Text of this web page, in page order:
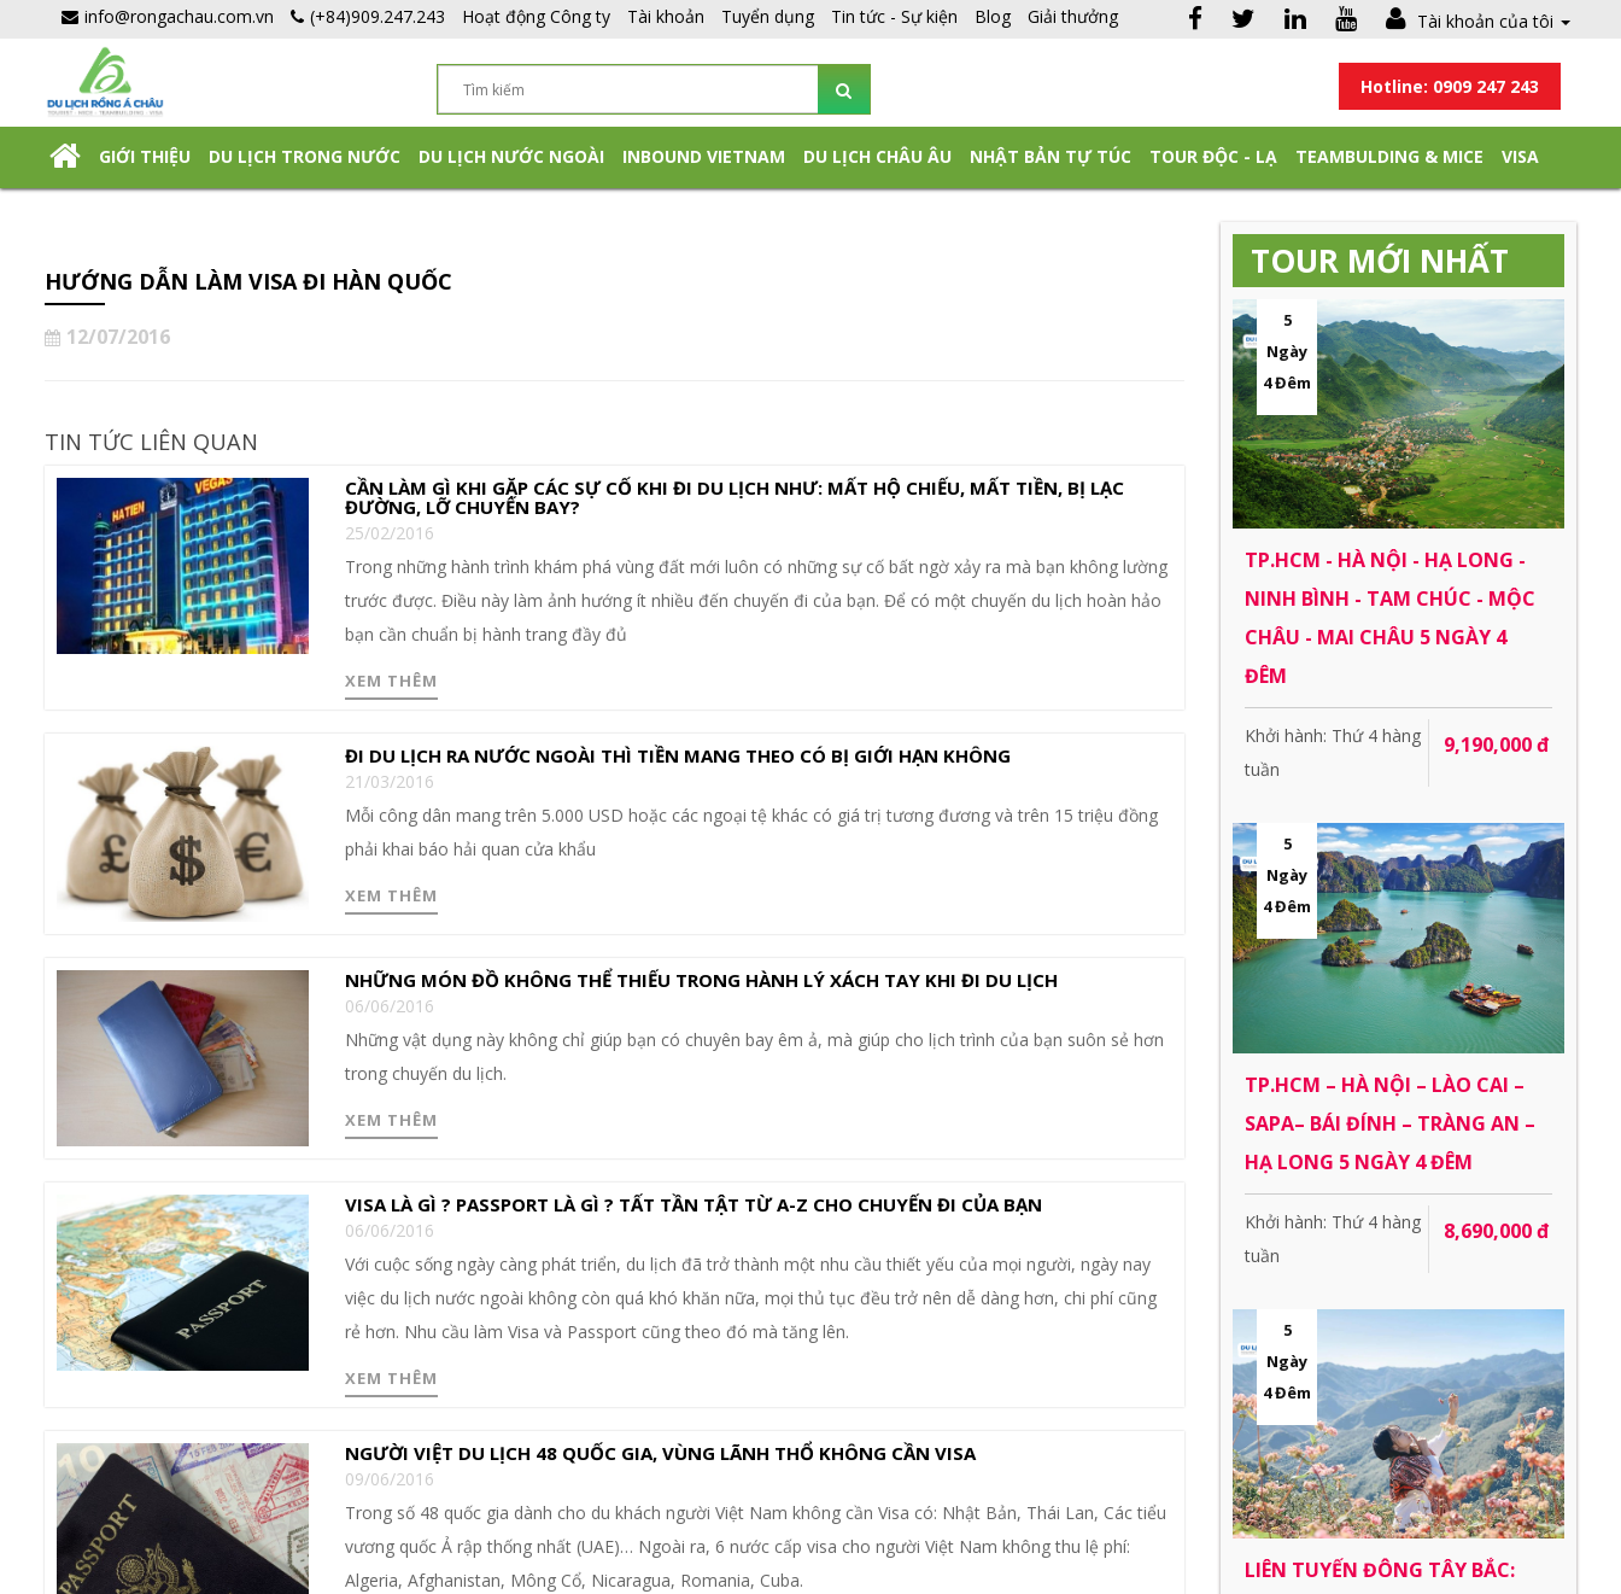
info@rongachau.com.vn (+84)909.247.243 Hoạt động Công ty Tài khoản Tuyển dụng Tin tức - Sự kiện Blog Giải thưởng Tài khoản của tôi
Hotline: 0909 247 243
GIỚI THIỆU DU LỊCH TRONG NƯỚC DU LỊCH NƯỚC NGOÀI INBOUND VIETNAM DU LỊCH CHÂU ÂU NHẬT BẢN TỰ TÚC TOUR ĐỘC - LẠ TEAMBULDING & MICE VISA
HƯỚNG DẪN LÀM VISA ĐI HÀN QUỐC
12/07/2016
TIN TỨC LIÊN QUAN
CẦN LÀM GÌ KHI GẶP CÁC SỰ CỐ KHI ĐI DU LỊCH NHƯ: MẤT HỘ CHIẾU, MẤT TIỀN, BỊ LẠC
ĐƯỜNG, LỠ CHUYẾN BAY?
25/02/2016
Trong những hành trình khám phá vùng đất mới luôn có những sự cố bất ngờ xảy ra mà bạn không lường
trước được. Điều này làm ảnh hướng ít nhiều đến chuyến đi của bạn. Để có một chuyến du lịch hoàn hảo
bạn cần chuẩn bị hành trang đầy đủ
XEM THÊM
ĐI DU LỊCH RA NƯỚC NGOÀI THÌ TIỀN MANG THEO CÓ BỊ GIỚI HẠN KHÔNG
21/03/2016
Mỗi công dân mang trên 5.000 USD hoặc các ngoại tệ khác có giá trị tương đương và trên 15 triệu đồng
phải khai báo hải quan cửa khẩu
XEM THÊM
NHỮNG MÓN ĐỒ KHÔNG THỂ THIẾU TRONG HÀNH LÝ XÁCH TAY KHI ĐI DU LỊCH
06/06/2016
Những vật dụng này không chỉ giúp bạn có chuyên bay êm ả, mà giúp cho lịch trình của bạn suôn sẻ hơn
trong chuyến du lịch.
XEM THÊM
VISA LÀ GÌ ? PASSPORT LÀ GÌ ? TẤT TẦN TẬT TỪ A-Z CHO CHUYẾN ĐI CỦA BẠN
06/06/2016
Với cuộc sống ngày càng phát triển, du lịch đã trở thành một nhu cầu thiết yếu của mọi người, ngày nay
việc du lịch nước ngoài không còn quá khó khăn nữa, mọi thủ tục đều trở nên dễ dàng hơn, chi phí cũng
rẻ hơn. Nhu cầu làm Visa và Passport cũng theo đó mà tăng lên.
XEM THÊM
NGƯỜI VIỆT DU LỊCH 48 QUỐC GIA, VÙNG LÃNH THỔ KHÔNG CẦN VISA
09/06/2016
Trong số 48 quốc gia dành cho du khách người Việt Nam không cần Visa có: Nhật Bản, Thái Lan, Các tiểu
vương quốc Ả rập thống nhất (UAE)… Ngoài ra, 6 nước cấp visa cho người Việt Nam không thu lệ phí:
Algeria, Afghanistan, Mông Cổ, Nicaragua, Romania, Cuba.
TOUR MỚI NHẤT
5
Ngày
4 Đêm
TP.HCM - HÀ NỘI - HẠ LONG -
NINH BÌNH - TAM CHÚC - MỘC
CHÂU - MAI CHÂU 5 NGÀY 4
ĐÊM
Khởi hành: Thứ 4 hàng
tuần
9,190,000 đ
5
Ngày
4 Đêm
TP.HCM – HÀ NỘI – LÀO CAI –
SAPA– BÁI ĐÍNH – TRÀNG AN –
HẠ LONG 5 NGÀY 4 ĐÊM
Khởi hành: Thứ 4 hàng
tuần
8,690,000 đ
5
Ngày
4 Đêm
LIÊN TUYẾN ĐÔNG TÂY BẮC: